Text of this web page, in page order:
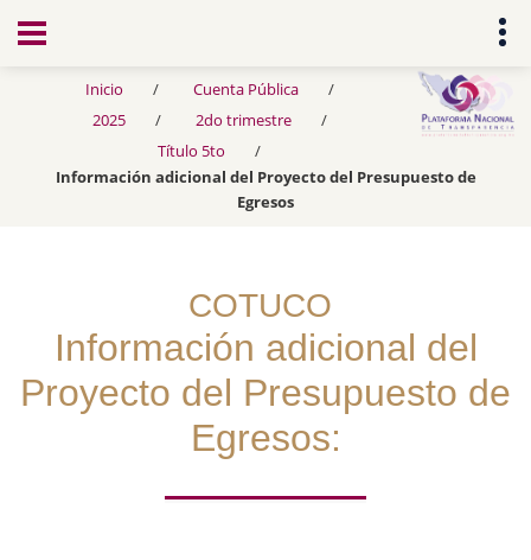
Transparencia
Inicio
Cuenta Pública
2025
2do trimestre
Título 5to
Información adicional del Proyecto del Presupuesto de
Egresos
COTUCO
Información adicional del
Proyecto del Presupuesto de
Egresos: